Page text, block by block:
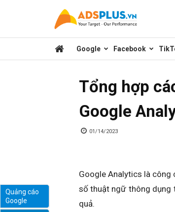
sẻ
Google Facebook
Tổng hợp
Google
01/14/2023
Google Analytics là công
số thuật ngữ thông dụng
quả.
Quảng cáo
Google